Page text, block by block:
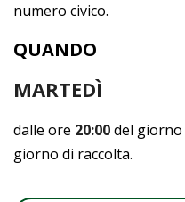
numero civico.
QUANDO
MARTEDÌ
dalle ore 20:00del giorno
giorno di raccolta.